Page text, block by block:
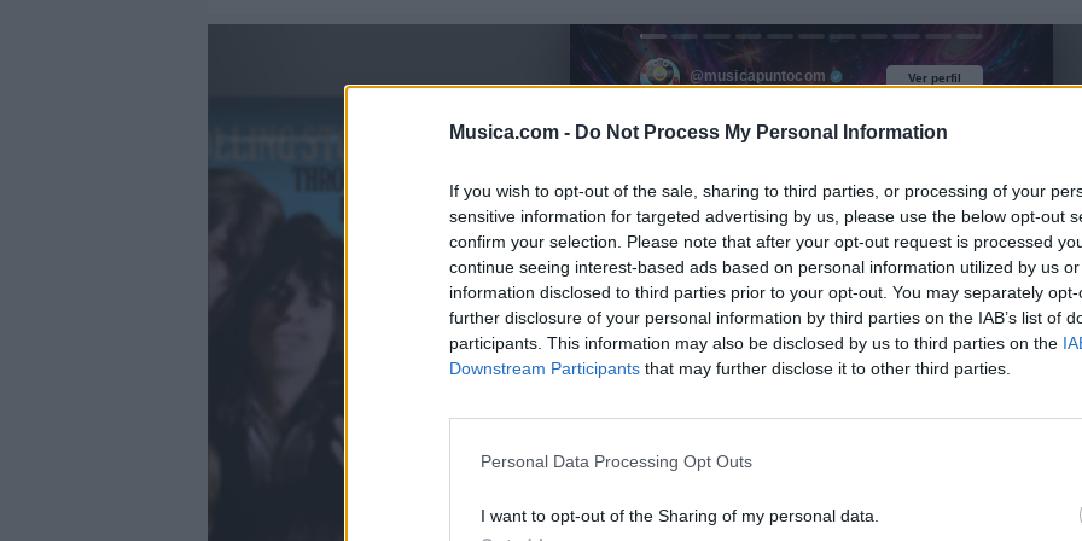
Musica.com - Do Not Process My Personal Information
If you wish to opt-out of the sale, sharing to third parties, or processing of your
sensitive information for targeted advertising by us, please use the below opt-out
confirm your selection. Please note that after your opt-out request is processed
continue seeing interest-based ads based on personal information utilized by us
information disclosed to third parties prior to your opt-out. You may separately
further disclosure of your personal information by third parties on the IAB’s list of
participants. This information may also be disclosed by us to third parties on the
Downstream Participants that may further disclose it to other third parties.
Personal Data Processing Opt Outs
I want to opt-out of the Sharing of my personal data.
Ver perfil
@musicapuntocom Ver perfil